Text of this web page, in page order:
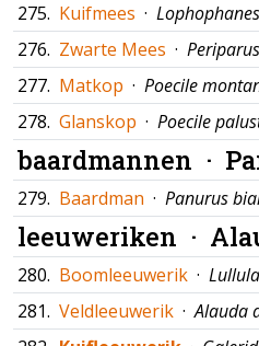
275. Kuifmees ·
276. Zwarte Mees ·
277. Matkop · Poecile
278. Glanskop · Poecile
baardmannen ·
279. Baardman · Panurus
leeuweriken ·
280. Boomleeuwerik ·
281. Veldleeuwerik ·Alauda